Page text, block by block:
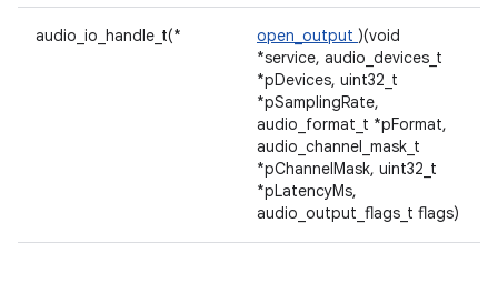
audio_io_handle_t(* open_output )(void
*service, audio_devices_t
*pDevices, uint32_t
*pSamplingRate,
audio_format_t *pFormat,
audio_channel_mask_t
*pChannelMask, uint32_t
*pLatencyMs,
audio_output_flags_t flags)